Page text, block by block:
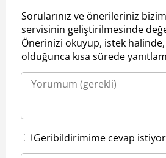
Sorularınız ve önerileriniz
servisinin geliştirilmesinde
Önerinizi okuyup, istek
olduğunca kısa sürede
Geribildirimime cevap